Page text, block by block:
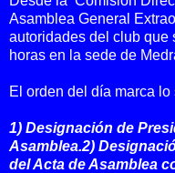
Asamblea General
autoridades del club
horas en la sede de
El orden del día marca lo
1) Designación de
Asamblea.2)
del Acta de Asamblea